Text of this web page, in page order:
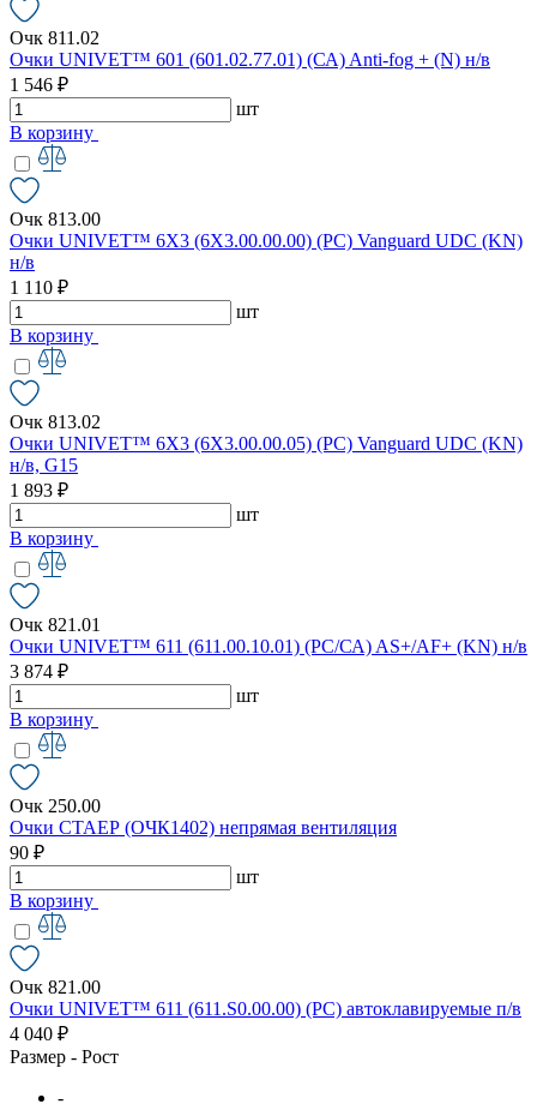
Очк 811.02
Очки UNIVET™ 601 (601.02.77.01) (СА) Anti-fog + (N) н/в
1 546 ₽
шт
В корзину
Очк 813.00
Очки UNIVET™ 6X3 (6X3.00.00.00) (РС) Vanguard UDC (KN)
н/в
1 110 ₽
шт
В корзину
Очк 813.02
Очки UNIVET™ 6X3 (6X3.00.00.05) (РС) Vanguard UDC (KN)
н/в, G15
1 893 ₽
шт
В корзину
Очк 821.01
Очки UNIVET™ 611 (611.00.10.01) (РС/СА) AS+/AF+ (KN) н/в
3 874 ₽
шт
В корзину
Очк 250.00
Очки СТАЕР (ОЧК1402) непрямая вентиляция
90 ₽
шт
В корзину
Очк 821.00
Очки UNIVET™ 611 (611.S0.00.00) (РС) автоклавируемые п/в
4 040 ₽
Размер - Рост
-